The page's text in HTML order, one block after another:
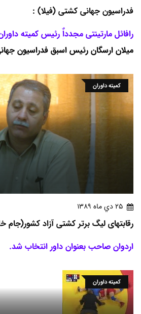
فدراسیون جهانی کشتی (فیلا) :
رافائل مارتینتی مجدداٌ رئیس کمیته
میلان ارسگان رئیس اسبق فدراسیون
کمیته داوران
25 دي ماه 1389
رقابتهای لیگ برتر کشتی آزاد
اردوان صاحب بعنوان داور انتخاب شد.
کمیته داوران